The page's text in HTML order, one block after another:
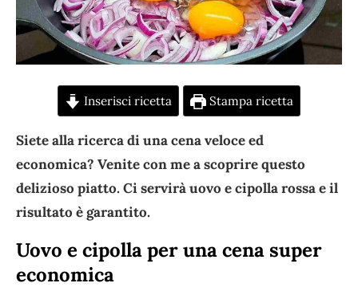
Inserisci ricetta Stampa ricetta
Siete alla ricerca di una cena veloce ed
economica? Venite con me a scoprire questo
delizioso piatto. Ci servirà uovo e cipolla rossa e il
risultato è garantito.
Uovo e cipolla per una cena super
economica